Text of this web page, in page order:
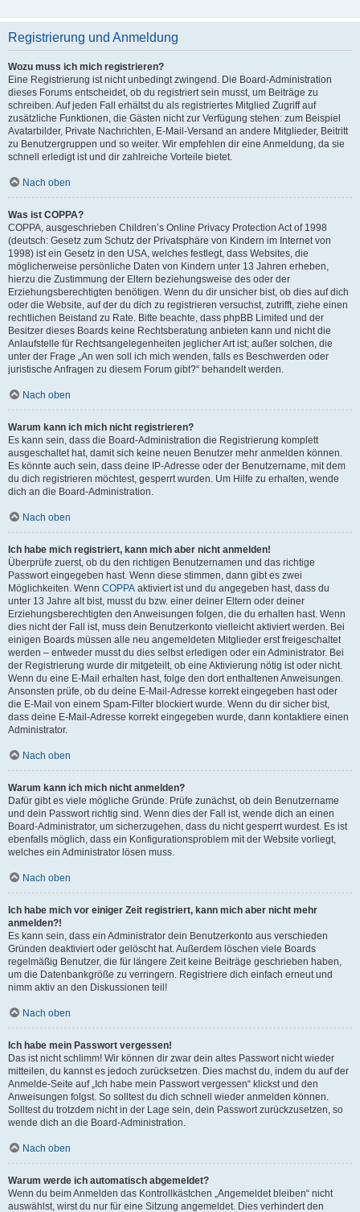
Registrierung und Anmeldung
Wozu muss ich mich registrieren?
Eine Registrierung ist nicht unbedingt zwingend. Die Board-Administration
dieses Forums entscheidet, ob du registriert sein musst, um Beiträge zu
schreiben. Auf jeden Fall erhältst du als registriertes Mitglied Zugriff auf
zusätzliche Funktionen, die Gästen nicht zur Verfügung stehen: zum Beispiel
Avatarbilder, Private Nachrichten, E-Mail-Versand an andere Mitglieder, Beitritt
zu Benutzergruppen und so weiter. Wir empfehlen dir eine Anmeldung, da sie
schnell erledigt ist und dir zahlreiche Vorteile bietet.
Nach oben
Was ist COPPA?
COPPA, ausgeschrieben Children’s Online Privacy Protection Act of 1998
(deutsch: Gesetz zum Schutz der Privatsphäre von Kindern im Internet von
1998) ist ein Gesetz in den USA, welches festlegt, dass Websites, die
möglicherweise persönliche Daten von Kindern unter 13 Jahren erheben,
hierzu die Zustimmung der Eltern beziehungsweise des oder der
Erziehungsberechtigten benötigen. Wenn du dir unsicher bist, ob dies auf dich
oder die Website, auf der du dich zu registrieren versuchst, zutrifft, ziehe einen
rechtlichen Beistand zu Rate. Bitte beachte, dass phpBB Limited und der
Besitzer dieses Boards keine Rechtsberatung anbieten kann und nicht die
Anlaufstelle für Rechtsangelegenheiten jeglicher Art ist; außer solchen, die
unter der Frage „An wen soll ich mich wenden, falls es Beschwerden oder
juristische Anfragen zu diesem Forum gibt?“ behandelt werden.
Nach oben
Warum kann ich mich nicht registrieren?
Es kann sein, dass die Board-Administration die Registrierung komplett
ausgeschaltet hat, damit sich keine neuen Benutzer mehr anmelden können.
Es könnte auch sein, dass deine IP-Adresse oder der Benutzername, mit dem
du dich registrieren möchtest, gesperrt wurden. Um Hilfe zu erhalten, wende
dich an die Board-Administration.
Nach oben
Ich habe mich registriert, kann mich aber nicht anmelden!
Überprüfe zuerst, ob du den richtigen Benutzernamen und das richtige
Passwort eingegeben hast. Wenn diese stimmen, dann gibt es zwei
Möglichkeiten. Wenn COPPA aktiviert ist und du angegeben hast, dass du
unter 13 Jahre alt bist, musst du bzw. einer deiner Eltern oder deiner
Erziehungsberechtigten den Anweisungen folgen, die du erhalten hast. Wenn
dies nicht der Fall ist, muss dein Benutzerkonto vielleicht aktiviert werden. Bei
einigen Boards müssen alle neu angemeldeten Mitglieder erst freigeschaltet
werden – entweder musst du dies selbst erledigen oder ein Administrator. Bei
der Registrierung wurde dir mitgeteilt, ob eine Aktivierung nötig ist oder nicht.
Wenn du eine E-Mail erhalten hast, folge den dort enthaltenen Anweisungen.
Ansonsten prüfe, ob du deine E-Mail-Adresse korrekt eingegeben hast oder
die E-Mail von einem Spam-Filter blockiert wurde. Wenn du dir sicher bist,
dass deine E-Mail-Adresse korrekt eingegeben wurde, dann kontaktiere einen
Administrator.
Nach oben
Warum kann ich mich nicht anmelden?
Dafür gibt es viele mögliche Gründe. Prüfe zunächst, ob dein Benutzername
und dein Passwort richtig sind. Wenn dies der Fall ist, wende dich an einen
Board-Administrator, um sicherzugehen, dass du nicht gesperrt wurdest. Es ist
ebenfalls möglich, dass ein Konfigurationsproblem mit der Website vorliegt,
welches ein Administrator lösen muss.
Nach oben
Ich habe mich vor einiger Zeit registriert, kann mich aber nicht mehr
anmelden?!
Es kann sein, dass ein Administrator dein Benutzerkonto aus verschieden
Gründen deaktiviert oder gelöscht hat. Außerdem löschen viele Boards
regelmäßig Benutzer, die für längere Zeit keine Beiträge geschrieben haben,
um die Datenbankgröße zu verringern. Registriere dich einfach erneut und
nimm aktiv an den Diskussionen teil!
Nach oben
Ich habe mein Passwort vergessen!
Das ist nicht schlimm! Wir können dir zwar dein altes Passwort nicht wieder
mitteilen, du kannst es jedoch zurücksetzen. Dies machst du, indem du auf der
Anmelde-Seite auf „Ich habe mein Passwort vergessen“ klickst und den
Anweisungen folgst. So solltest du dich schnell wieder anmelden können.
Solltest du trotzdem nicht in der Lage sein, dein Passwort zurückzusetzen, so
wende dich an die Board-Administration.
Nach oben
Warum werde ich automatisch abgemeldet?
Wenn du beim Anmelden das Kontrollkästchen „Angemeldet bleiben“ nicht
auswählst, wirst du nur für eine Sitzung angemeldet. Dies verhindert den